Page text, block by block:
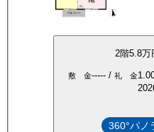
2階5.8万
敷 金-----/ 礼 金
360°パノ